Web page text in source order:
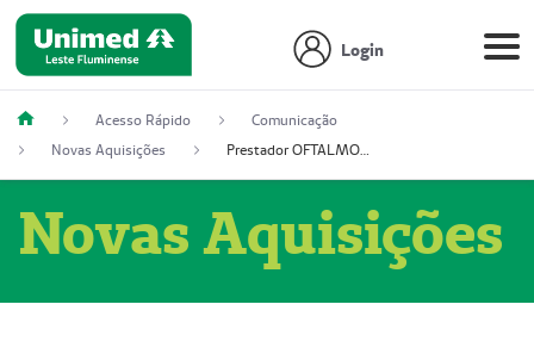
Login
Acesso Rápido
Comunicação
Novas Aquisições
Prestador OFTALMOCLÍNICA SÃO GONÇALO (55004164-2)
Novas Aquisições